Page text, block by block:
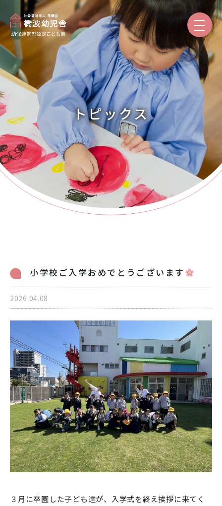
園のご紹介
保育と教育
園での生活
入園案内 保護者専用
個人情報保護方針
06-6998-5321
受付時間 7:00～20:00（平日）7:00～19:00（土曜）
お問い合わせ
トピックス
小学校ご入学おめでとうございます
2026.04.08
３月に卒園した子ども達が、入学式を終え挨拶に来てく